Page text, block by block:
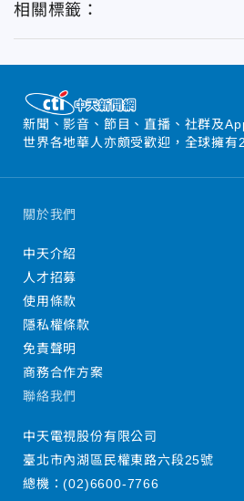
相關標籤：
新聞、影音、節目、直播、社群及
世界各地華人亦頗受歡迎，全球擁有
關於我們
中天介紹
人才招募
使用條款
隱私權條款
免責聲明
商務合作方案
聯絡我們
中天電視股份有限公司
臺北市內湖區民權東路六段25號
總機：(02)6600-7766